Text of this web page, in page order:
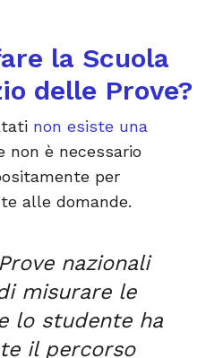
la Scuola
delle Prove?
non esiste una
non è necessario
per
alle domande.
nazionali
misurare le
lo studente ha
il percorso